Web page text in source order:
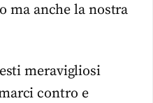
ma anche la nostra
meravigliosi
contro e